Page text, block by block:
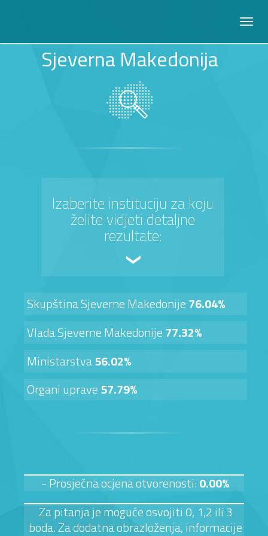
Sjeverna Makedonija
Izaberite instituciju za koju
želite vidjeti detaljne
rezultate:
Skupština Sjeverne Makedonije76.04%
Vlada Sjeverne Makedonije77.32%
Ministarstva56.02%
Organi uprave57.79%
- Prosječna ocjena otvorenosti:0.00%
Za pitanja je moguće osvojiti 0, 1,2 ili 3
boda. Za dodatna obrazloženja, informacije